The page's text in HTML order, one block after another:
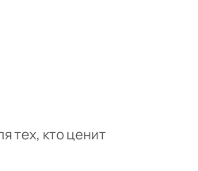
тех, кто ценит